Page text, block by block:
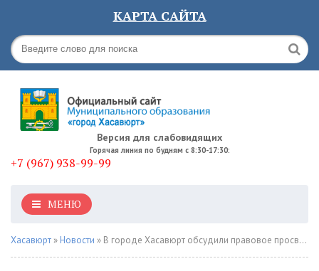
КАРТА САЙТА
Версия для слабовидящих
Горячая линия по будням с 8:30-17:30:
+7 (967) 938-99-99
МЕНЮ
Хасавюрт » Новости » В городе Хасавюрт обсудили правовое просвещение среди несовершеннолетних